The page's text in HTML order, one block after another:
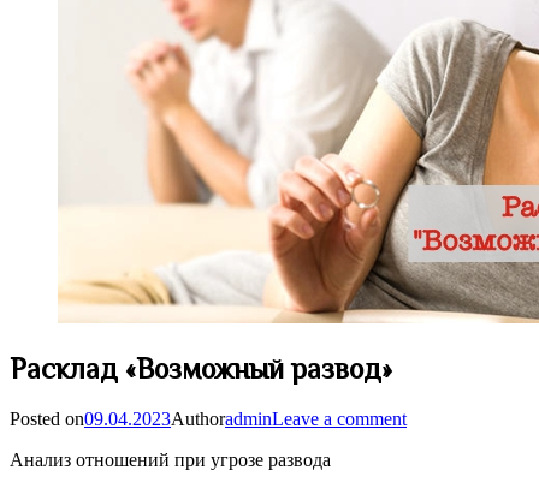
Расклад «Возможный развод»
Posted on09.04.2023AuthoradminLeave a comment
Анализ отношений при угрозе развода